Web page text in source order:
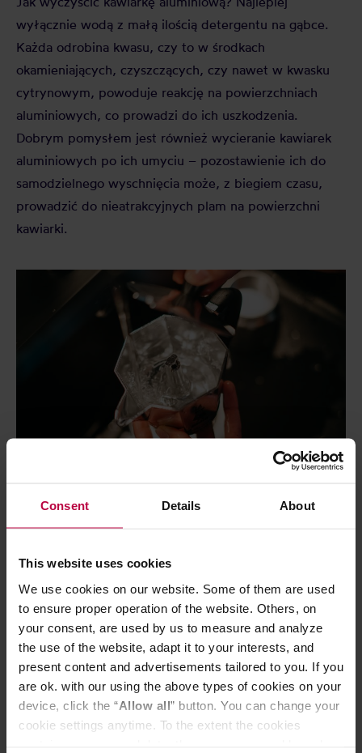
Consent Details About
This website uses cookies
We use cookies on our website. Some of them are used
to ensure proper operation of the website. Others, on
your consent, are used by us to measure and analyze
the use of the website, adapt it to your interests, and
present content and advertisements tailored to you. If you
are ok. with our using the above types of cookies on your
device, click the “Allow all” button. You can change your
cookie settings anytime. To the extent the cookies
wyłącznie wodą z małą ilością detergentu na gąbce.
Każda odrobina kwasu, czy to w środkach
okamieniających, czyszczących, czy nawet w kwasku
cytrynowym, powoduje reakcję na powierzchniach
aluminiowych, co prowadzi do ich uszkodzenia.
Dobrym pomysłem jest również wycieranie kawiarek
aluminiowych po ich umyciu – pozostawienie ich do
samodzielnego wyschnięcia może, z biegiem czasu,
prowadzić do nieatrakcyjnych plam na powierzchni
kawiarki.